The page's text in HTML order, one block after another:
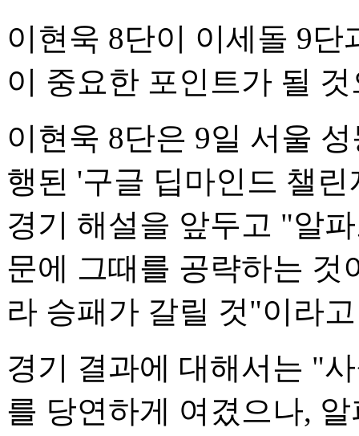
이현욱 8단이 이세돌 9
이 중요한 포인트가 될
이현욱 8단은 9일 서울
행된 '구글 딥마인드 챌
경기 해설을 앞두고 "알
문에 그때를 공략하는 것
라 승패가 갈릴 것"이라
경기 결과에 대해서는 "
를 당연하게 여겼으나,